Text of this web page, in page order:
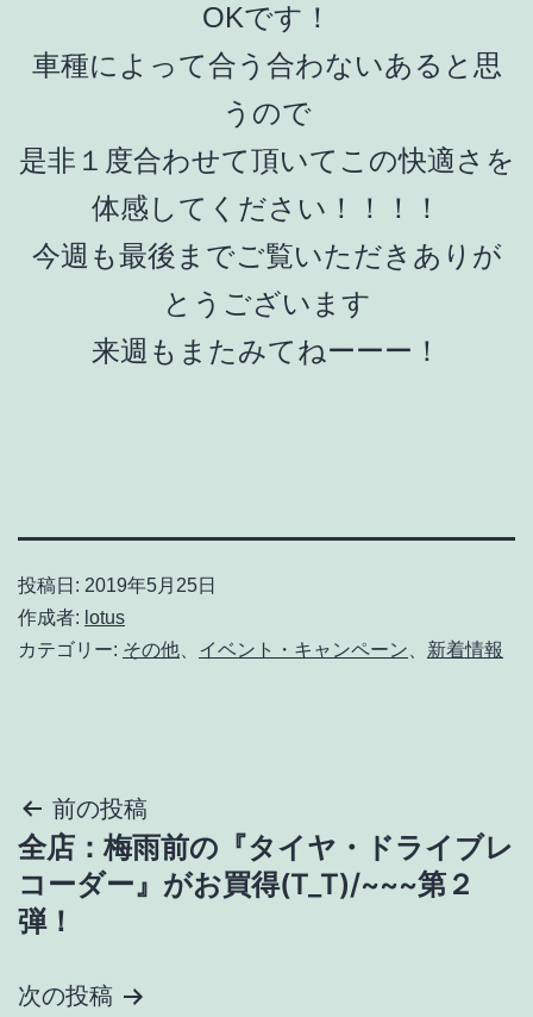
OKです！
車種によって合う合わないあると思
うので
是非１度合わせて頂いてこの快適さを
体感してください！！！！
今週も最後までご覧いただきありが
とうございます
来週もまたみてねーーー！
投稿日: 2019年5月25日
作成者: lotus
カテゴリー: その他 イベント・キャンペーン 新着情報
投
稿
ナ
ビ
前の投稿
全店：梅雨前の『タイヤ・ドライブレ
コーダー』がお買得(T_T)/~~~第２
弾！
次の投稿